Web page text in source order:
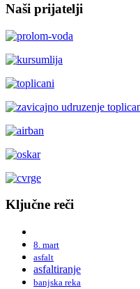
Naši prijatelji
Ključne reči
8. mart
asfalt
asfaltiranje
banjska reka